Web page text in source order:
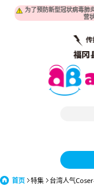
为了预防新型冠状病毒肺
营
首页 特集 台湾人气